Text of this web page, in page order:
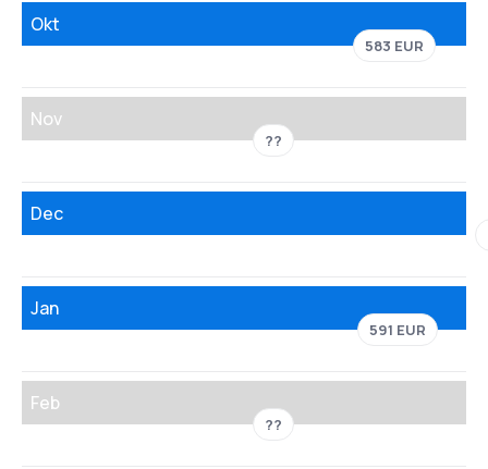
Okt
583 EUR
Nov
??
Dec
Jan
591 EUR
Feb
??